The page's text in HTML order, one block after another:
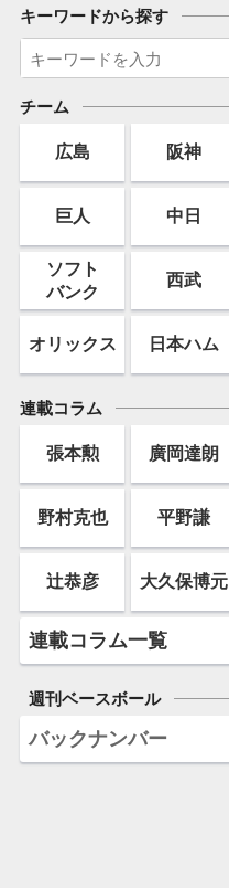
キーワードから探す
チーム
広島 阪神
巨人 中日
ソフト
バンク
西武
オリックス 日本ハム
連載コラム
張本勲 廣岡達朗
野村克也 平野謙
辻恭彦 大久保博元
連載コラム一覧
週刊ベースボール
バックナンバー